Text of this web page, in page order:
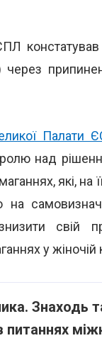
через
Палати
над
які, на
на
свій
у жіночій
Знаходь
питаннях